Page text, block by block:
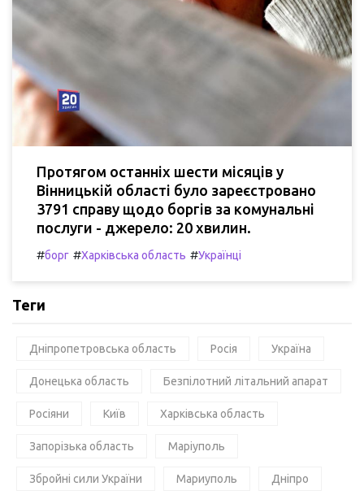
Протягом останніх шести місяців у
Вінницькій області було зареєстровано
3791 справу щодо боргів за комунальні
послуги - джерело: 20 хвилин.
#борг #Харківська область #Українці
Теги
Дніпропетровська область Росія Україна
Донецька область Безпілотний літальний апарат
Росіяни Київ Харківська область
Запорізька область Маріуполь
Збройні сили України Мариуполь Дніпро